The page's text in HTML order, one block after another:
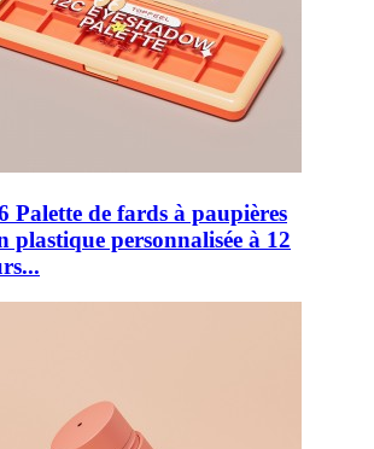
Palette de fards à paupières
plastique personnalisée à 12